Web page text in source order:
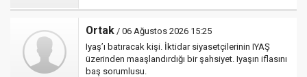
Ortak / 06 Ağustos 2026 15:25
Iyaş’ı batıracak kişi. İktidar siyasetçilerinin IYAŞ
üzerinden maaşlandırdığı bir şahsiyet. Iyaşın iflasını
baş sorumlusu.